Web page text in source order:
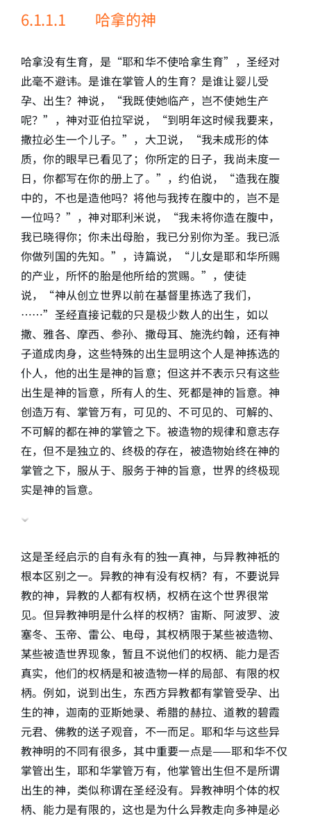
6.1.1.1 哈拿的神
哈拿没有生育，是“耶和华不使哈拿生育”，圣经对
此毫不避讳。是谁在掌管人的生育？是谁让婴儿受
孕、出生？神说，“我既使她临产，岂不使她生产
呢？”，神对亚伯拉罕说，“到明年这时候我要来，
撒拉必生一个儿子。”，大卫说，“我未成形的体
质，你的眼早已看见了；你所定的日子，我尚未度一
日，你都写在你的册上了。”，约伯说，“造我在腹
中的，不也是造他吗？将他与我抟在腹中的，岂不是
一位吗？”，神对耶利米说，“我未将你造在腹中，
我已晓得你；你未出母胎，我已分别你为圣。我已派
你做列国的先知。”，诗篇说，“儿女是耶和华所赐
的产业，所怀的胎是他所给的赏赐。”，使徒
说，“神从创立世界以前在基督里拣选了我们，
……”圣经直接记载的只是极少数人的出生，如以
撒、雅各、摩西、参孙、撒母耳、施洗约翰，还有神
子道成肉身，这些特殊的出生显明这个人是神拣选的
仆人，他的出生是神的旨意；但这并不表示只有这些
出生是神的旨意，所有人的生、死都是神的旨意。神
创造万有、掌管万有，可见的、不可见的、可解的、
不可解的都在神的掌管之下。被造物的规律和意志存
在，但不是独立的、终极的存在，被造物始终在神的
掌管之下，服从于、服务于神的旨意，世界的终极现
实是神的旨意。
这是圣经启示的自有永有的独一真神，与异教神祗的
根本区别之一。异教的神有没有权柄？有，不要说异
教的神，异教的人都有权柄，权柄在这个世界很常
见。但异教神明是什么样的权柄？宙斯、阿波罗、波
塞冬、玉帝、雷公、电母，其权柄限于某些被造物、
某些被造世界现象，暂且不说他们的权柄、能力是否
真实，他们的权柄是和被造物一样的局部、有限的权
柄。例如，说到出生，东西方异教都有掌管受孕、出
生的神，迦南的亚斯她录、希腊的赫拉、道教的碧霞
元君、佛教的送子观音，不一而足。耶和华与这些异
教神明的不同有很多，其中重要一点是——耶和华不仅
掌管出生，耶和华掌管万有，他掌管出生但不是所谓
出生的神，类似称谓在圣经没有。异教神明个体的权
柄、能力是有限的，这也是为什么异教走向多神是必